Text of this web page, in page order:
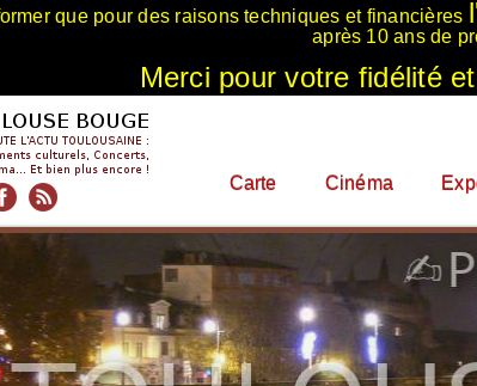
que pour des raisons techniques et financières
après 10 ans de
Merci pour votre fidélité
Carte Cinéma